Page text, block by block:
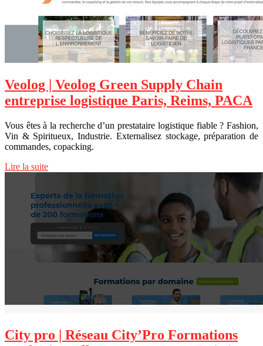
Veolog | Veolog Green Supply Chain
entreprise logistique Paris, Reims, PACA
Vous êtes à la recherche d’un prestataire logistique fiable ? Fashion,
Vin & Spiritueux, Industrie. Externalisez stockage, préparation de
commandes, copacking.
Lire la suite
City pro | Réseau City’Pro Formations